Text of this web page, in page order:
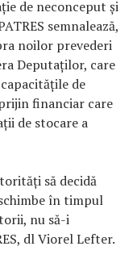
de neconceput și
semnalează,
noilor prevederi
Deputaților, care
de
financiar care
de stocare a
să decidă
în timpul
nu să-i
dl Viorel Lefter.